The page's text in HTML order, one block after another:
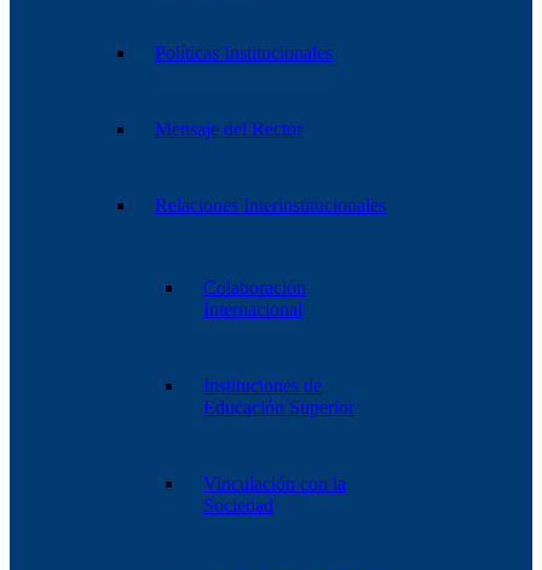
Políticas Institucionales
Mensaje del Rector
Relaciones Interinstitucionales
Colaboración
Internacional
Instituciones de
Educación Superior
Vinculación con la
Sociedad